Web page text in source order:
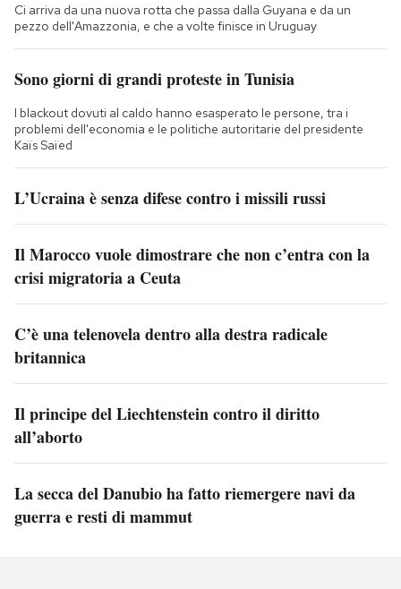
Ci arriva da una nuova rotta che passa dalla Guyana e da un
pezzo dell'Amazzonia, e che a volte finisce in Uruguay
Sono giorni di grandi proteste in Tunisia
I blackout dovuti al caldo hanno esasperato le persone, tra i
problemi dell'economia e le politiche autoritarie del presidente
Kaïs Saïed
L’Ucraina è senza difese contro i missili russi
Il Marocco vuole dimostrare che non c’entra con la
crisi migratoria a Ceuta
C’è una telenovela dentro alla destra radicale
britannica
Il principe del Liechtenstein contro il diritto
all’aborto
La secca del Danubio ha fatto riemergere navi da
guerra e resti di mammut